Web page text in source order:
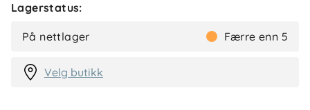
Lagerstatus:
På nettlager Færre enn 5
Velg butikk